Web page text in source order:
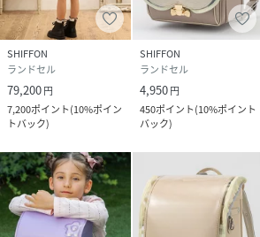
6年間修理保証付
万が一ランドセルが故障した際には、す
す。貸し出し用ランドセルもご用意。
期間中弊社側の責任により故障が生じた
それ以外の場合でも、有償修理をご相談
SHIFFON
ランドセル
79,200円
7,200ポイント(10%ポイン
トバック)
SHIFFON
ランドセル
4,950円
450ポイント(10%ポイント
バック)